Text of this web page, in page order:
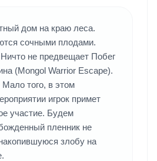
дом на краю леса.
сочными плодами.
не предвещает Побег
(Mongol Warrior Escape).
Мало того, в этом
игрок примет
участие. Будем
пленник не
злобу на